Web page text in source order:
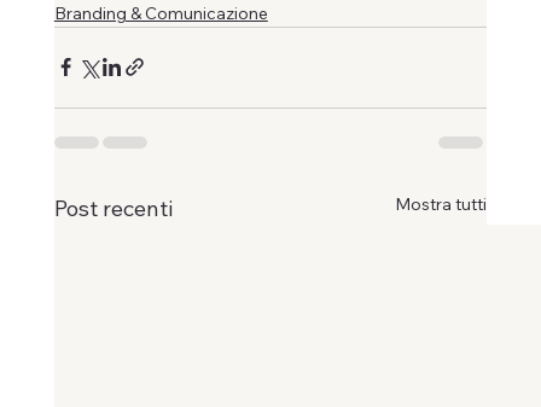
Branding & Comunicazione
Post recenti Mostra tutti